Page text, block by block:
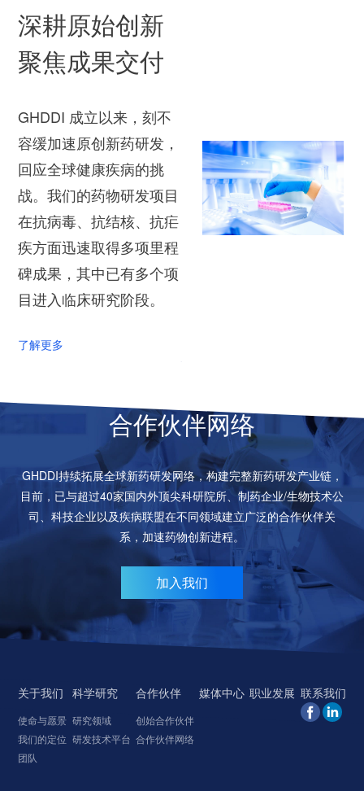
深耕原始创新
聚焦成果交付
GHDDI 成立以来，刻不
容缓加速原创新药研发，
回应全球健康疾病的挑
战。我们的药物研发项目
在抗病毒、抗结核、抗疟
疾方面迅速取得多项里程
碑成果，其中已有多个项
目进入临床研究阶段。
了解更多
合作伙伴网络
GHDDI持续拓展全球新药研发网络，构建完整新药研发产业链，
目前，已与超过40家国内外顶尖科研院所、制药企业/生物技术公
司、科技企业以及疾病联盟在不同领域建立广泛的合作伙伴关
系，加速药物创新进程。
加入我们
关于我们
使命与愿景
我们的定位
团队
科学研究
研究领域
研发技术平台
合作伙伴
创始合作伙伴
合作伙伴网络
媒体中心 职业发展 联系我们